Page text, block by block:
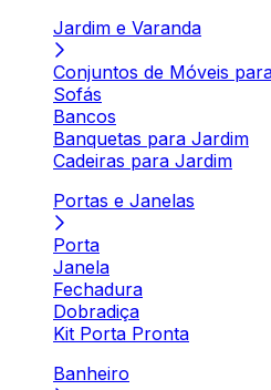
Jardim e Varanda
Conjuntos de Móveis
Sofás
Bancos
Banquetas para Jardim
Cadeiras para Jardim
Portas e Janelas
Porta
Janela
Fechadura
Dobradiça
Kit Porta Pronta
Banheiro